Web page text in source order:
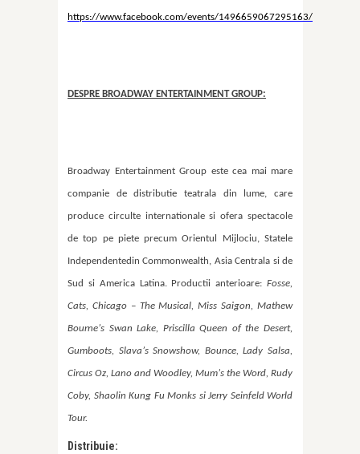
https://www.facebook.com/events/1496659067295163/
DESPRE BROADWAY ENTERTAINMENT GROUP:
Broadway Entertainment Group este cea mai mare
companie de distributie teatrala din lume, care
produce circulte internationale si ofera spectacole
de top pe piete precum Orientul Mijlociu, Statele
Independentedin Commonwealth, Asia Centrala si de
Sud si America Latina. Productii anterioare: Fosse,
Cats, Chicago – The Musical, Miss Saigon, Mathew
Bourne’s Swan Lake, Priscilla Queen of the Desert,
Gumboots, Slava’s Snowshow, Bounce, Lady Salsa,
Circus Oz, Lano and Woodley, Mum’s the Word, Rudy
Coby, Shaolin Kung Fu Monks si Jerry Seinfeld World
Tour.
Distribuie: